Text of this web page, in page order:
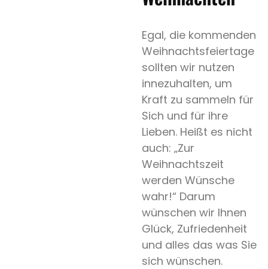
Spezialpapier
Weißdruck
Heissfolie
Expertentipp
Search
Egal, die kommenden
Weihnachtsfeiertage
sollten wir nutzen
innezuhalten, um
Kraft zu sammeln für
Sich und für ihre
Lieben. Heißt es nicht
auch: „Zur
Weihnachtszeit
werden Wünsche
wahr!“ Darum
wünschen wir Ihnen
Glück, Zufriedenheit
und alles das was Sie
sich wünschen.